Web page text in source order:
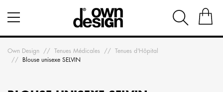
Own Design Tenues Médicales
Tenues d'Hôpital
Blouse unisexe SELVIN